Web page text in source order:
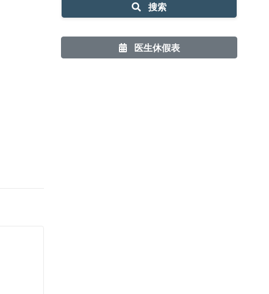
搜索
医生休假表